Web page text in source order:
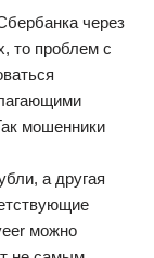
через
то проблем с
мошенники
а другая
можно